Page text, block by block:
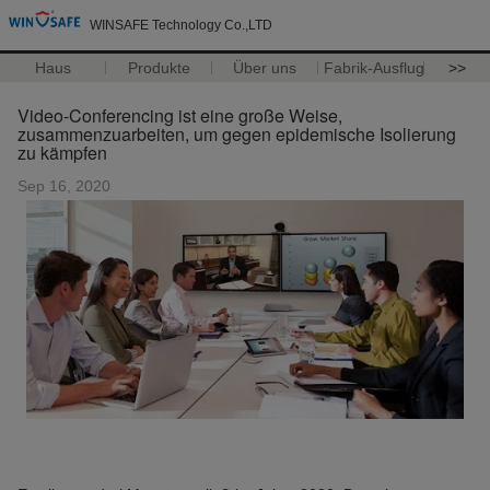
WINSAFE Technology Co.,LTD
Haus Produkte Über uns Fabrik-Ausflug >>
Video-Conferencing ist eine große Weise,
zusammenzuarbeiten, um gegen epidemische Isolierung
zu kämpfen
Sep 16, 2020